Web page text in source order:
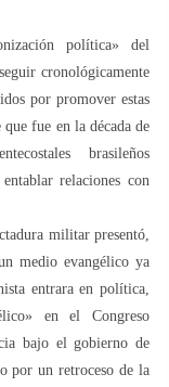
política» del
cronológicamente
por promover estas
fue en la década de
brasileños
relaciones con
militar presentó,
medio evangélico ya
entrara en política,
en el Congreso
bajo el gobierno de
por un retroceso de la